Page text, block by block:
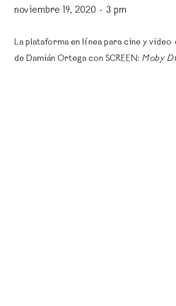
noviembre 19, 2020 - 3 pm
La plataforma en línea para cine y
de Damián Ortega con SCREEN: Moby